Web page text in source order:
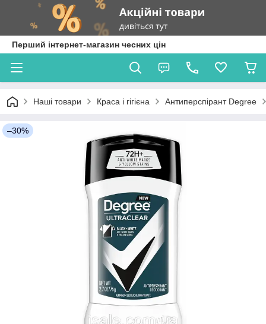
Перший інтернет-магазин чесних цін
Наші товари Краса і гігієна Антиперспірант Degree
–30%